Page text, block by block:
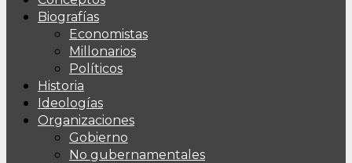
Biografías
Economistas
Millonarios
Políticos
Historia
Ideologías
Organizaciones
Gobierno
No gubernamentales